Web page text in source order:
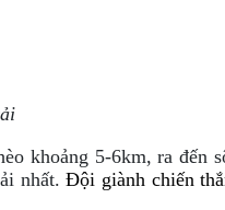
khoảng 5-6km, ra đến
nhất. Đội giành chiến